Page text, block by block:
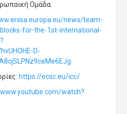
Ομάδα.
news/team-
for-the-1st-international-
D-
https://ecsc.eu/icc/
watch?